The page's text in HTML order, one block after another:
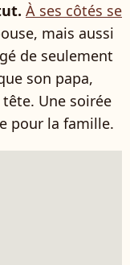
À ses côtés se
mais aussi
de seulement
son papa,
tête. Une soirée
pour la famille.